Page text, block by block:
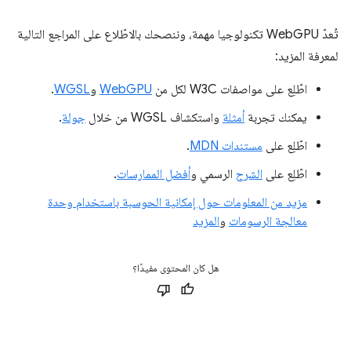
تُعدّ WebGPU تكنولوجيا مهمة، وننصحك بالاطّلاع على المراجع التالية
لمعرفة المزيد:
اطّلِع على مواصفات W3C لكل من WebGPU وWGSL
.
يمكنك تجربة أمثلة واستكشاف WGSL من خلال جولة.
اطّلِع على مستندات MDN
.
اطّلِع على الشرح الرسمي وأفضل الممارسات.
مزيد من المعلومات حول إمكانية الحوسبة باستخدام وحدة
معالجة الرسومات والمزيد
هل كان المحتوى مفيدًا؟